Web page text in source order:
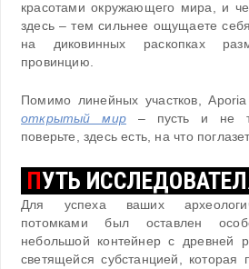
красотами окружающего мира, и
здесь – тем сильнее ощущаете
на диковинных раскопках
провинцию.
Помимо линейных участков,
открытый мир– пусть и не
поверьте, здесь есть, на что
ПУТЬ
Для успеха ваших
потомками был оставлен
небольшой контейнер с древней
светящейся субстанцией, которая